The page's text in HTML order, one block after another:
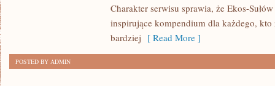
Charakter serwisu sprawia, że Ekos-
inspirujące kompendium dla każdego, kto
bardziej [ Read More ]
POSTED BY ADMIN